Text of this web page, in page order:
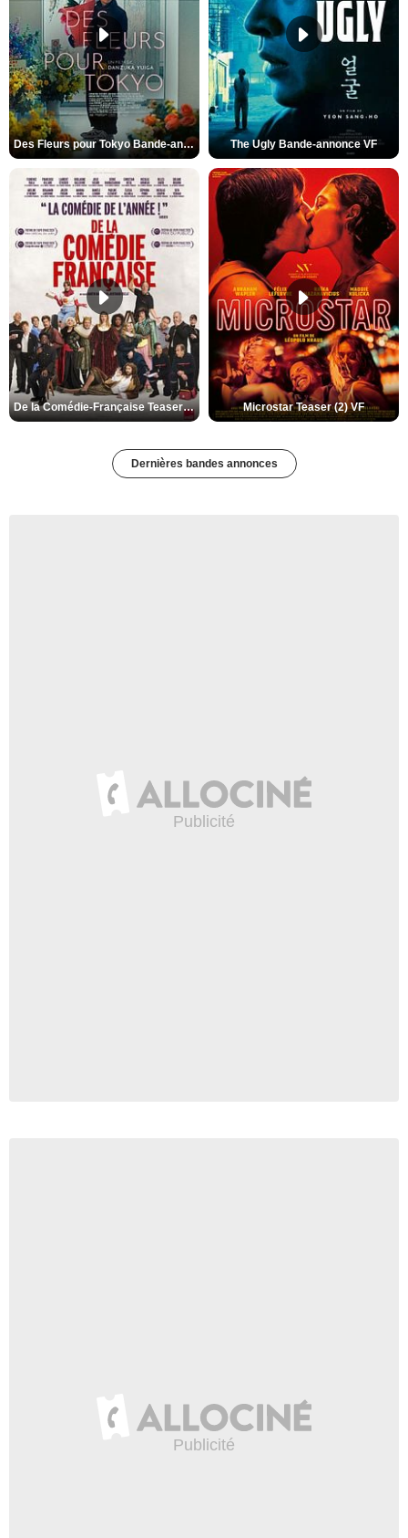
Des Fleurs pour Tokyo Bande-annonce VO STFR The Ugly Bande-annonce VF
De la Comédie-Française Teaser (3) VF Microstar Teaser (2) VF
Dernières bandes annonces